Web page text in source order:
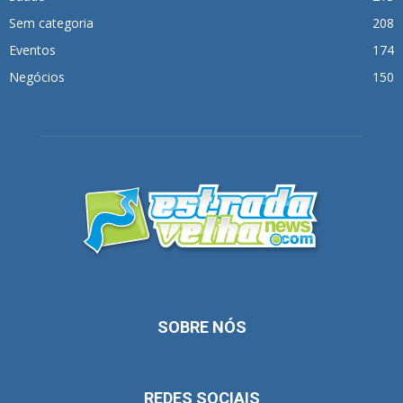
Sem categoria
208
Eventos
174
Negócios
150
SOBRE NÓS
REDES SOCIAIS